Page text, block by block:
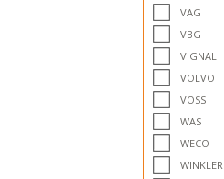
VAG
VBG
VIGNAL
VOLVO
VOSS
WAS
WECO
WINKLER